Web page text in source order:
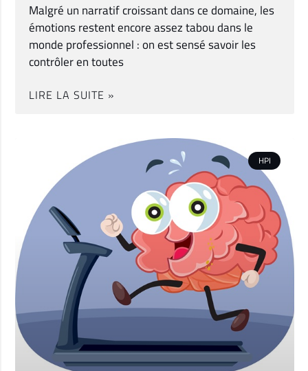
Malgré un narratif croissant dans ce domaine, les
émotions restent encore assez tabou dans le
monde professionnel : on est sensé savoir les
contrôler en toutes
LIRE LA SUITE »
HPI